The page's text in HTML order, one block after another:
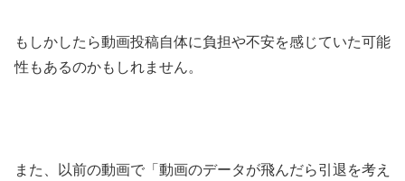
もしかしたら動画投稿自体に負担や不安を感じていた可能
性 もあるのかもしれません。
また、以前の動画で「動画のデータが飛んだら引退を考え